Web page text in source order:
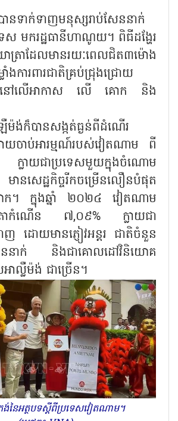
ានទាក់ទាញមនុស្សរាប់សែននាក់
ស មករដ្ឋធានីហាណូយ។ ពិធីដង្ហែរ
រាដែលមានរយៈពេលជិត៣ម៉ោង
ាំងការពារជាតិគ្រប់ជ្រុងជ្រោយ
នៅលើអាកាស លើ គោក និង
ម៉ង់ក៏បានសង្កត់ធ្ងន់ពីដំណើរ
យចាប់អារម្មណ៍របស់វៀតណាម ពី
លាយជាប្រទេសមួយក្នុងចំណោម
នសេដ្ឋកិច្ចរីកចម្រើនលឿនបំផុត
។ ក្នុងឆ្នាំ ២០២៤ វៀតណាម
ត្រាកំណើន ៧,០៩% ក្លាយជា
ដោយមានភ្ញៀវអន្តរ ជាតិចំនួន
ាក់ និងជាគោលដៅវិនិយោគ
ល្លឺម៉ង់ ជាច្រើន។
ង់នៃអត្ថបទស្តីពីប្រទេសវៀតណាម។